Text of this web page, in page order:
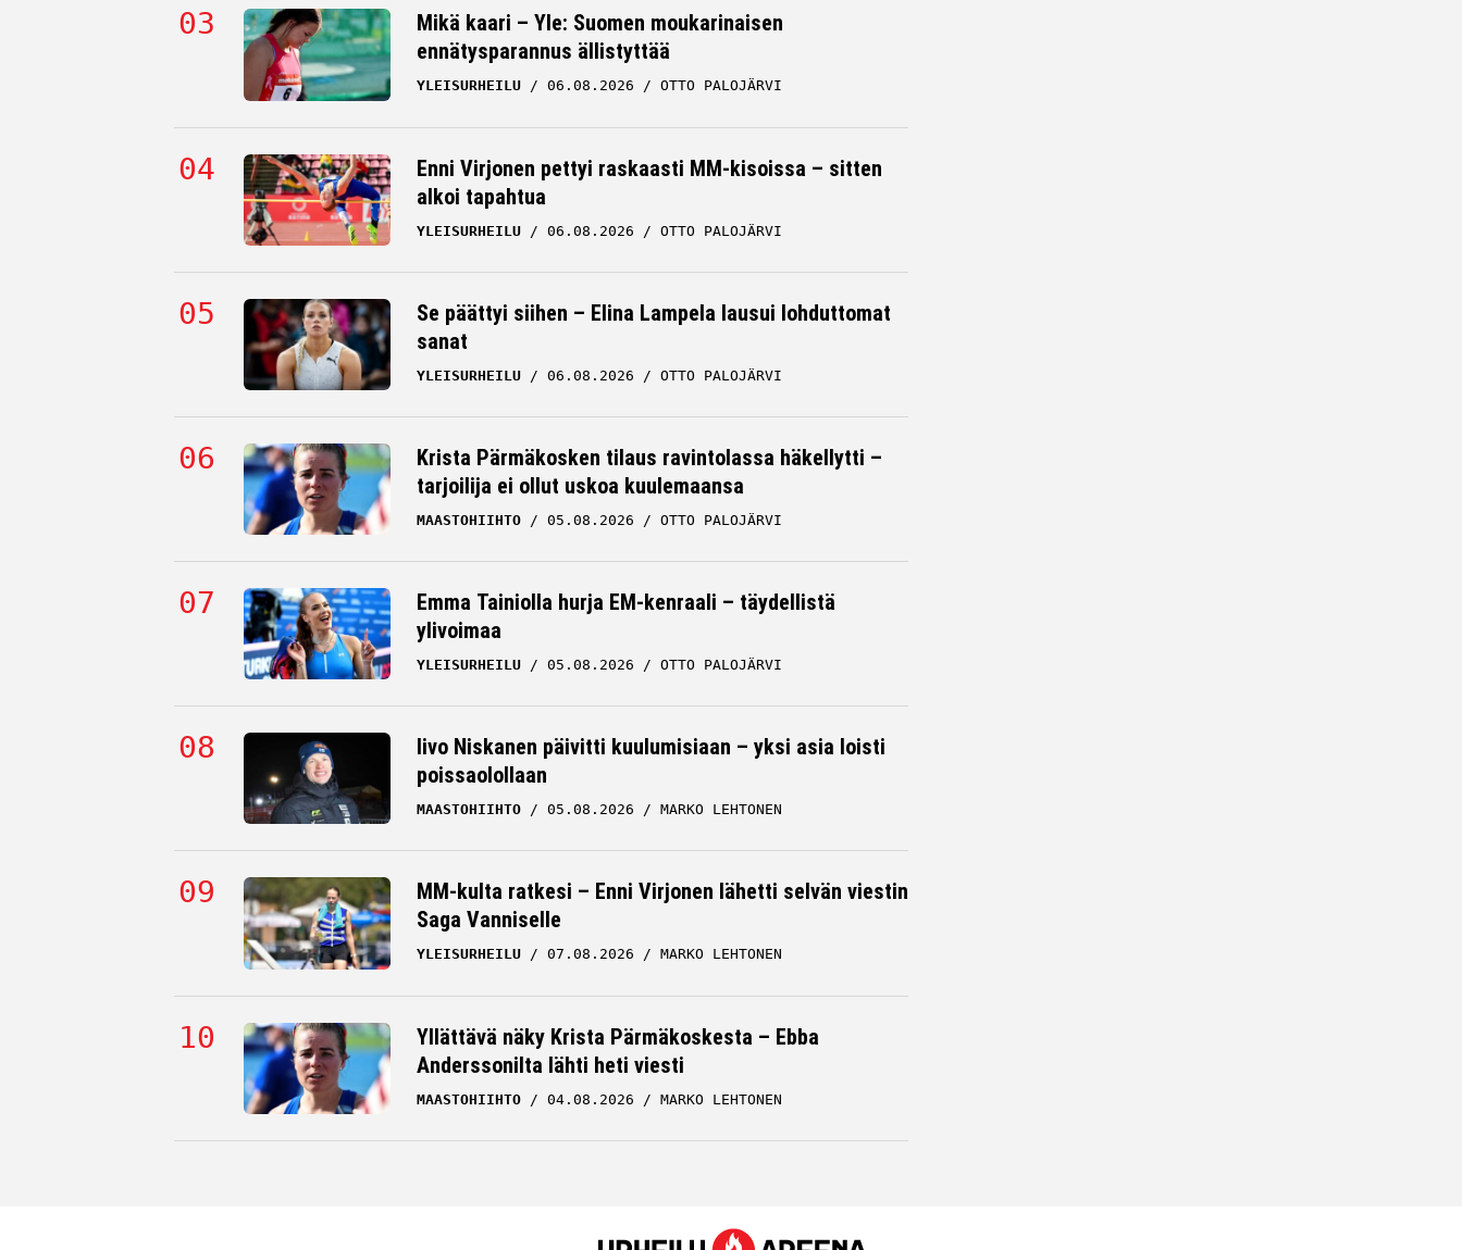
Mikä kaari – Yle: Suomen moukarinaisen
ennätysparannus ällistyttää
YLEISURHEILU 06.08.2026 OTTO PALOJÄRVI
Enni Virjonen pettyi raskaasti MM-kisoissa – sitten
alkoi tapahtua
YLEISURHEILU 06.08.2026 OTTO PALOJÄRVI
Se päättyi siihen – Elina Lampela lausui lohduttomat
sanat
YLEISURHEILU 06.08.2026 OTTO PALOJÄRVI
Krista Pärmäkosken tilaus ravintolassa häkellytti –
tarjoilija ei ollut uskoa kuulemaansa
MAASTOHIIHTO 05.08.2026 OTTO PALOJÄRVI
Emma Tainiolla hurja EM-kenraali – täydellistä
ylivoimaa
YLEISURHEILU 05.08.2026 OTTO PALOJÄRVI
Iivo Niskanen päivitti kuulumisiaan – yksi asia loisti
poissaolollaan
MAASTOHIIHTO 05.08.2026 MARKO LEHTONEN
MM-kulta ratkesi – Enni Virjonen lähetti selvän viestin
Saga Vanniselle
YLEISURHEILU 07.08.2026 MARKO LEHTONEN
Yllättävä näky Krista Pärmäkoskesta – Ebba
Anderssonilta lähti heti viesti
MAASTOHIIHTO 04.08.2026 MARKO LEHTONEN